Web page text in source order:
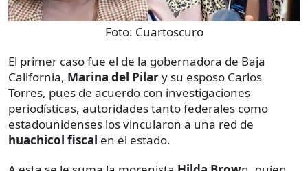
Foto: Cuartoscuro
El primer caso fue el de la gobernadora de Baja
California, Marina del Pilary su esposo Carlos
Torres, pues de acuerdo con investigaciones
periodísticas, autoridades tanto federales como
estadounidenses los vincularon a una red de
huachicol fiscal en el estado.